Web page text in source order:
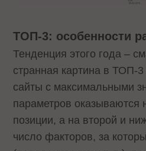
ТОП-3: особенности
Тенденция этого года –
странная картина в ТОП-
сайты с максимальными
параметров оказываются
позиции, а на второй и
число факторов, за